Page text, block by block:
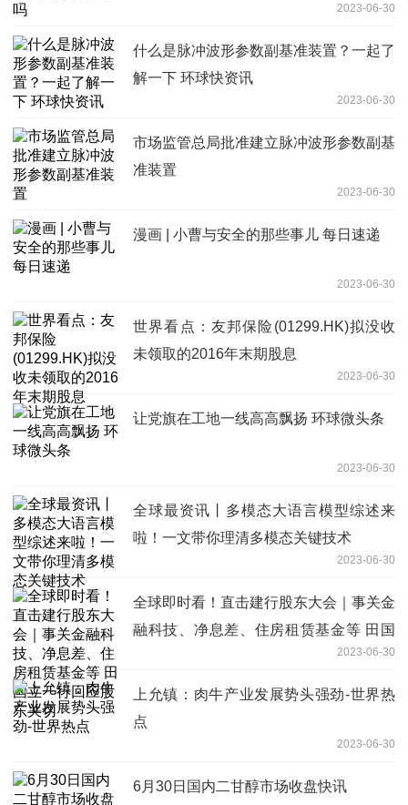
2023-06-30
什么是脉冲波形参数副基准装置？一起了
解一下 环球快资讯
2023-06-30
市场监管总局批准建立脉冲波形参数副基
准装置
2023-06-30
漫画 | 小曹与安全的那些事儿 每日速递
2023-06-30
世界看点：友邦保险(01299.HK)拟没收
未领取的2016年末期股息
2023-06-30
让党旗在工地一线高高飘扬 环球微头条
2023-06-30
全球最资讯丨多模态大语言模型综述来
啦！一文带你理清多模态关键技术
2023-06-30
全球即时看！直击建行股东大会｜事关金
融科技、净息差、住房租赁基金等 田国
2023-06-30
上允镇：肉牛产业发展势头强劲-世界热
点
2023-06-30
6月30日国内二甘醇市场收盘快讯